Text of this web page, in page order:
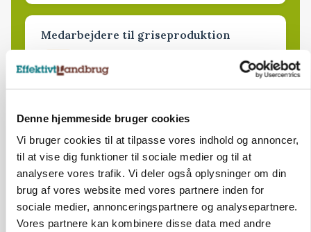
Denne hjemmeside bruger cookies
Vi bruger cookies til at tilpasse vores indhold og annoncer,
til at vise dig funktioner til sociale medier og til at
analysere vores trafik. Vi deler også oplysninger om din
brug af vores website med vores partnere inden for
sociale medier, annonceringspartnere og analysepartnere.
Vores partnere kan kombinere disse data med andre
Medarbejdere til griseproduktion
Kalvepasser til ejendom i udvikling søges
Kalve
6392, Bolderslev 03. aug.